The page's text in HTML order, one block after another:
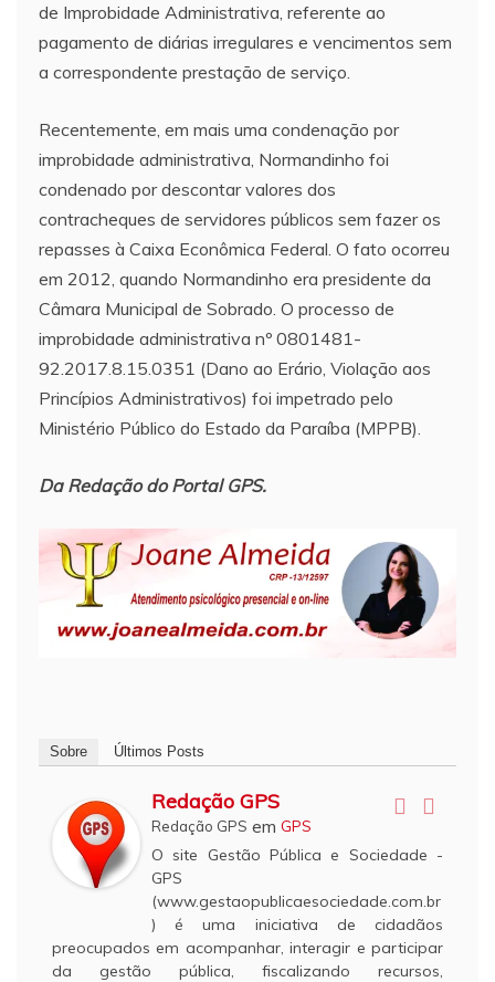
de Improbidade Administrativa, referente ao
pagamento de diárias irregulares e vencimentos sem
a correspondente prestação de serviço.
Recentemente, em mais uma condenação por
improbidade administrativa, Normandinho foi
condenado por descontar valores dos
contracheques de servidores públicos sem fazer os
repasses à Caixa Econômica Federal. O fato ocorreu
em 2012, quando Normandinho era presidente da
Câmara Municipal de Sobrado. O processo de
improbidade administrativa nº 0801481-
92.2017.8.15.0351 (Dano ao Erário, Violação aos
Princípios Administrativos) foi impetrado pelo
Ministério Público do Estado da Paraíba (MPPB).
Da Redação do Portal GPS.
Sobre Últimos Posts
Redação GPS
Redação GPS em GPS
O site Gestão Pública e Sociedade -
GPS
(www.gestaopublicaesociedade.com.br
) é uma iniciativa de cidadãos
preocupados em acompanhar, interagir e participar
da gestão pública, fiscalizando recursos,